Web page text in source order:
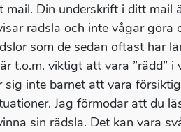
mail. Din underskrift i ditt mail
rädsla och inte vågar göra
som de sedan oftast har
t.o.m. viktigt att vara ”rädd”
sig inte barnet att vara
Jag förmodar att du
sin rädsla. Det kan vara